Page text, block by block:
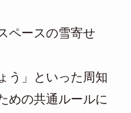
ペースの雪寄せ
う」といった周知
めの共通ルールに